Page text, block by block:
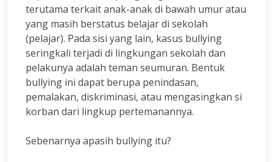
terutama terkait anak-anak di bawah umur atau
yang masih berstatus belajar di sekolah
(pelajar). Pada sisi yang lain, kasus bullying
seringkali terjadi di lingkungan sekolah dan
pelakunya adalah teman seumuran. Bentuk
bullying ini dapat berupa penindasan,
pemalakan, diskriminasi, atau mengasingkan si
korban dari lingkup pertemanannya.
Sebenarnya apasih bullying itu?